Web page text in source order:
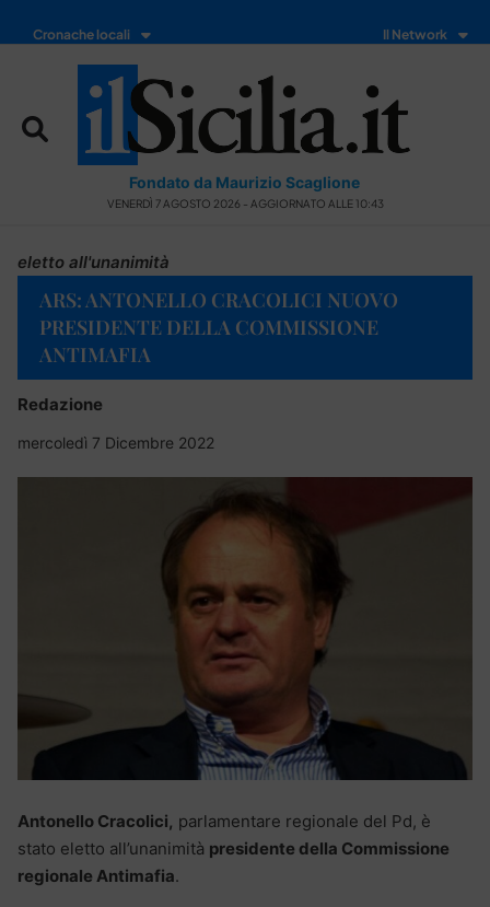
Cronache locali Il Network
Fondato da Maurizio Scaglione
VENERDÌ 7 AGOSTO 2026 - AGGIORNATO ALLE 10:43
eletto all'unanimità
ARS: ANTONELLO CRACOLICI NUOVO
PRESIDENTE DELLA COMMISSIONE
ANTIMAFIA
Redazione
mercoledì 7 Dicembre 2022
Antonello Cracolici, parlamentare regionale del Pd, è
stato eletto all’unanimità presidente della Commissione
regionale Antimafia.